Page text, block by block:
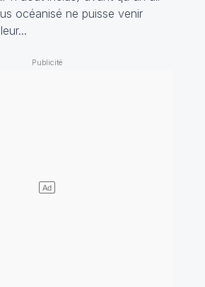
océanisé ne puisse venir